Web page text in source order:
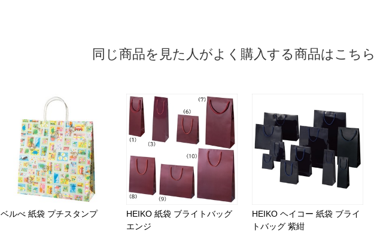
同じ商品を見た人がよく購入する商品はこちら
ベルべ 紙袋 プチスタンプ
HEIKO 紙袋 ブライトバッグ
エンジ
HEIKO ヘイコー 紙袋 ブライ
トバッグ 紫紺